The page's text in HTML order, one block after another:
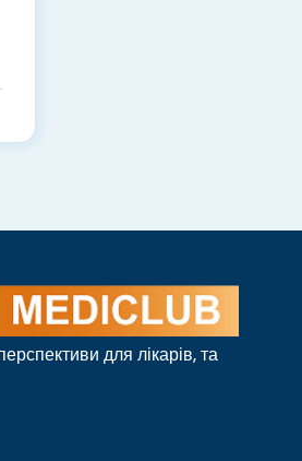
для лікарів, та